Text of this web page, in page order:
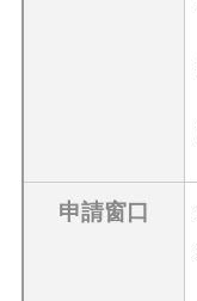
申請窗口